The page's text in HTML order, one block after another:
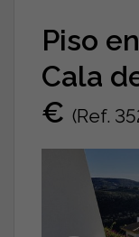
Piso
Cala
€ (Ref.